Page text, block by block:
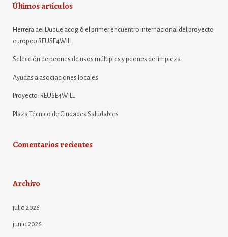
Últimos artículos
Herrera del Duque acogió el primer encuentro internacional del proyecto
europeo REUSE4WILL
Selección de peones de usos múltiples y peones de limpieza
Ayudas a asociaciones locales
Proyecto: REUSE4WILL
Plaza Técnico de Ciudades Saludables
Comentarios recientes
Archivo
julio 2026
junio 2026